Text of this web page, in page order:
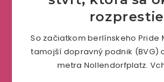
So začiatkom berlínskeho Pride
tamojší dopravný podnik (BVG)
metra Nollendorfplatz.